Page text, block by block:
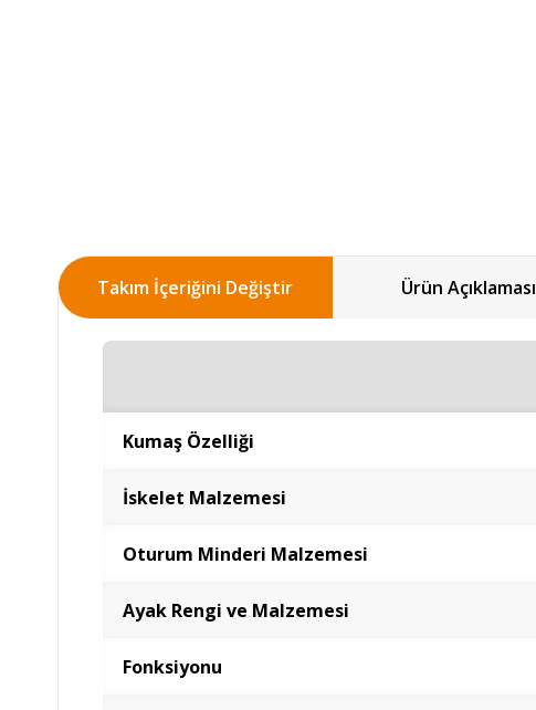
Takım İçeriğini Değiştir Ürün Açıklaması
Kumaş Özelliği
İskelet Malzemesi
Oturum Minderi Malzemesi
Ayak Rengi ve Malzemesi
Fonksiyonu